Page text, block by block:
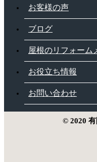
お客様の声
ブログ
屋根のリフォーム
お役立ち情報
お問い合わせ
© 2020